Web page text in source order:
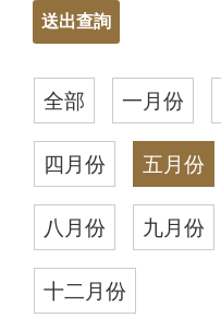
全部 一月份
四月份 五月份
八月份 九月份
十二月份